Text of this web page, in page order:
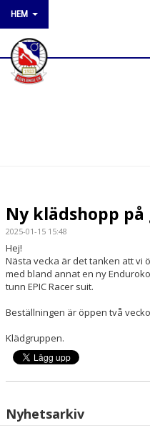
HEM
HEM
KLUBBTÄVLINGAR
BILDGALLERI
DOKUMENT
SAMARBETSPARTNERS
Ny klädshopp på
2025-01-15 15:48
Hej!
Nästa vecka är det tanken att vi
med bland annat en ny
tunn EPIC Racer suit.
Beställningen är öppen två
Klädgruppen.
Nyhetsarkiv